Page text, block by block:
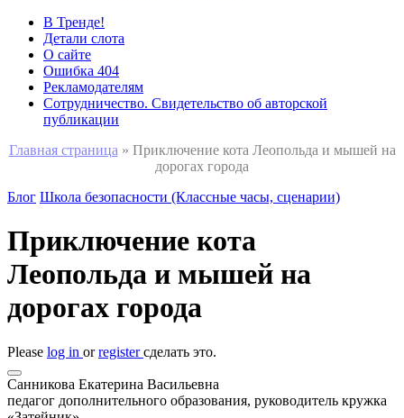
В Тренде!
Детали слота
О сайте
Ошибка 404
Рекламодателям
Сотрудничество. Свидетельство об авторской
публикации
Главная страница » Приключение кота Леопольда и мышей на
дорогах города
Блог Школа безопасности (Классные часы, сценарии)
Приключение кота
Леопольда и мышей на
дорогах города
Please log in orregisterсделать это.
Санникова Екатерина Васильевна
педагог дополнительного образования, руководитель кружка